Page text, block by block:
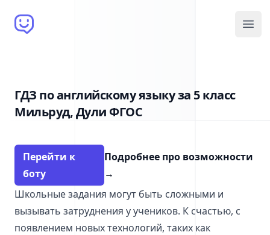
Brain Bot
ГДЗ по английскому языку за 5 класс
Мильруд, Дули ФГОС
Перейти к
боту
Подробнее про возможности
→
Школьные задания могут быть сложными и
вызывать затруднения у учеников. К счастью, с
появлением новых технологий, таких как